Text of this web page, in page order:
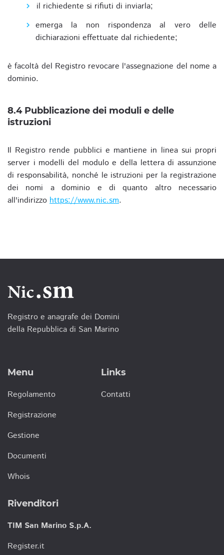
il richiedente si rifiuti di inviarla;
emerga la non rispondenza al vero delle
dichiarazioni effettuate dal richiedente;
è facoltà del Registro revocare l'assegnazione del nome a
dominio.
8.4 Pubblicazione dei moduli e delle
istruzioni
Il Registro rende pubblici e mantiene in linea sui propri
server i modelli del modulo e della lettera di assunzione
di responsabilità, nonché le istruzioni per la registrazione
dei nomi a dominio e di quanto altro necessario
all'indirizzo https://www.nic.sm.
Registro e anagrafe dei Domini
della Repubblica di San Marino
Menu
Regolamento
Registrazione
Gestione
Documenti
Whois
Links
Contatti
Rivenditori
TIM San Marino S.p.A.
Register.it